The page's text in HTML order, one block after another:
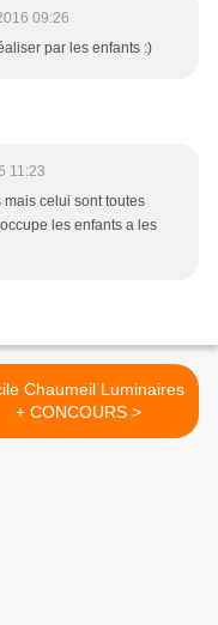
09:26
par les enfants :)
11:23
celui sont toutes
les enfants a les
Luminaires
+ CONCOURS >